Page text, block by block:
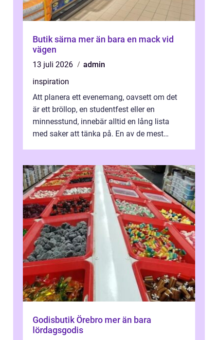
Butik särna mer än bara en mack vid
vägen
13 juli 2026
admin
inspiration
Att planera ett evenemang, oavsett om det
är ett bröllop, en studentfest eller en
minnesstund, innebär alltid en lång lista
med saker att tänka på. En av de mest
Godisbutik Örebro mer än bara
lördagsgodis